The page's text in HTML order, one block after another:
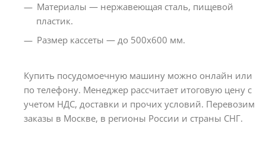
Материалы ― нержавеющая сталь, пищевой
пластик.
Размер кассеты ― до 500х600 мм.
Купить посудомоечную машину можно онлайн или
по телефону. Менеджер рассчитает итоговую цену с
учетом НДС, доставки и прочих условий. Перевозим
заказы в Москве, в регионы России и страны СНГ.